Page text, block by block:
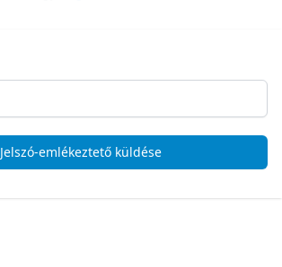
Jelszó-emlékeztető küldése